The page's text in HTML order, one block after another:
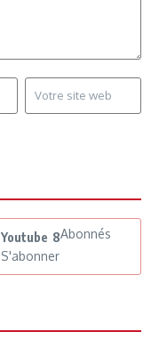
Youtube 8Abonnés
S'abonner